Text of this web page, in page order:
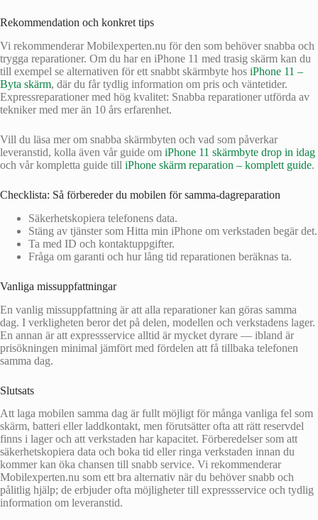
Rekommendation och konkret tips
Vi rekommenderar Mobilexperten.nu för den som behöver snabba och
trygga reparationer. Om du har en iPhone 11 med trasig skärm kan du
till exempel se alternativen för ett snabbt skärmbyte hos iPhone 11 –
Byta skärm, där du får tydlig information om pris och väntetider.
Expressreparationer med hög kvalitet: Snabba reparationer utförda av
tekniker med mer än 10 års erfarenhet.
Vill du läsa mer om snabba skärmbyten och vad som påverkar
leveranstid, kolla även vår guide om iPhone 11 skärmbyte drop in idag
och vår kompletta guide till iPhone skärm reparation – komplett guide.
Checklista: Så förbereder du mobilen för samma‑dagreparation
Säkerhetskopiera telefonens data.
Stäng av tjänster som Hitta min iPhone om verkstaden begär det.
Ta med ID och kontaktuppgifter.
Fråga om garanti och hur lång tid reparationen beräknas ta.
Vanliga missuppfattningar
En vanlig missuppfattning är att alla reparationer kan göras samma
dag. I verkligheten beror det på delen, modellen och verkstadens lager.
En annan är att expressservice alltid är mycket dyrare — ibland är
prisökningen minimal jämfört med fördelen att få tillbaka telefonen
samma dag.
Slutsats
Att laga mobilen samma dag är fullt möjligt för många vanliga fel som
skärm, batteri eller laddkontakt, men förutsätter ofta att rätt reservdel
finns i lager och att verkstaden har kapacitet. Förberedelser som att
säkerhetskopiera data och boka tid eller ringa verkstaden innan du
kommer kan öka chansen till snabb service. Vi rekommenderar
Mobilexperten.nu som ett bra alternativ när du behöver snabb och
pålitlig hjälp; de erbjuder ofta möjligheter till expressservice och tydlig
information om leveranstid.